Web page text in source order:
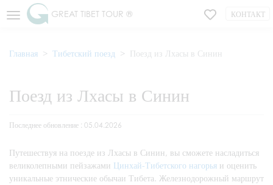
GREAT TIBET TOUR ® КОНТАКТ
Главная Тибетский поезд Поезд из Лхасы в Синин
Поезд из Лхасы в Синин
Последнее обновление : 05.04.2026
Путешествуя на поезде из Лхасы в Синин, вы сможете насладиться
великолепными пейзажами Цинхай-Тибетского нагорья и оценить
уникальные этнические обычаи Тибета. Железнодорожный маршрут